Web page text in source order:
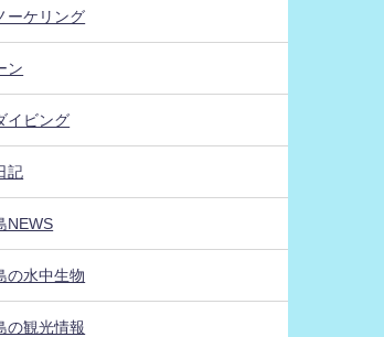
ーケリング
ン
イビング
記
NEWS
の水中生物
の観光情報